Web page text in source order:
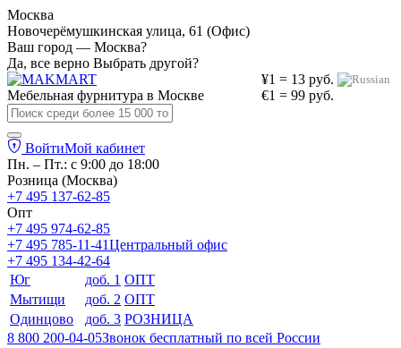
Москва
Новочерёмушкинская улица, 61 (Офис)
Ваш город — Москва?
Да, все верно Выбрать другой?
¥1 = 13 руб.
€1 = 99 руб.
Мебельная фурнитура в Москве
ВойтиМой кабинет
Пн. – Пт.: с 9:00 до 18:00
Розница (Москва)
+7 495 137-62-85
Опт
+7 495 974-62-85
+7 495 785-11-41Центральный офис
+7 495 134-42-64
Юг
доб. 1 ОПТ
Мытищи
доб. 2 ОПТ
Одинцово
доб. 3 РОЗНИЦА
8 800 200-04-05Звонок бесплатный по всей России